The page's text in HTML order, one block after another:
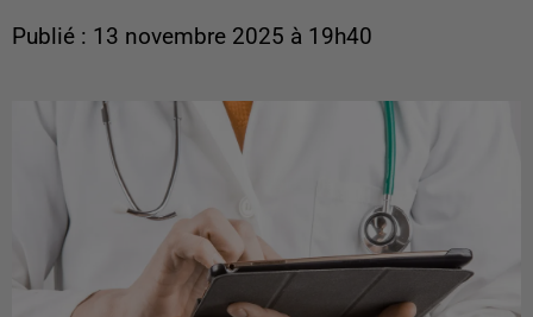
Publié : 13 novembre 2025 à 19h40